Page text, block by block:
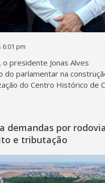
pm
presidente Jonas Alves
do parlamentar na
do Centro Histórico de
demandas por
e tributação